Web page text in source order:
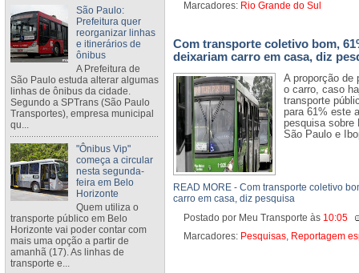
São Paulo:
Prefeitura quer
reorganizar linhas
e itinerários de
ônibus
A Prefeitura de
São Paulo estuda alterar algumas
linhas de ônibus da cidade.
Segundo a SPTrans (São Paulo
Transportes), empresa municipal
qu...
"Ônibus Vip"
começa a circular
nesta segunda-
feira em Belo
Horizonte
Quem utiliza o
transporte público em Belo
Horizonte vai poder contar com
mais uma opção a partir de
amanhã (17). As linhas de
transporte e...
Marcadores: Rio Grande do Sul
Com transporte coletivo bom,
deixariam carro em casa, diz
A proporção de
o carro, caso
transporte
para 61% este
pesquisa sobre
São Paulo e
READ MORE - Com transporte coletivo
carro em casa, diz pesquisa
Postado por Meu Transporte às 10:05
Marcadores: Pesquisas Reportagem